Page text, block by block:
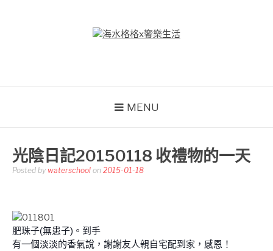
MENU
光陰日記20150118 收禮物的一天
Posted by waterschool on 2015-01-18
肥珠子(無患子)。到手
有一個淡淡的香氣說，謝謝友人親自宅配到家，感恩！